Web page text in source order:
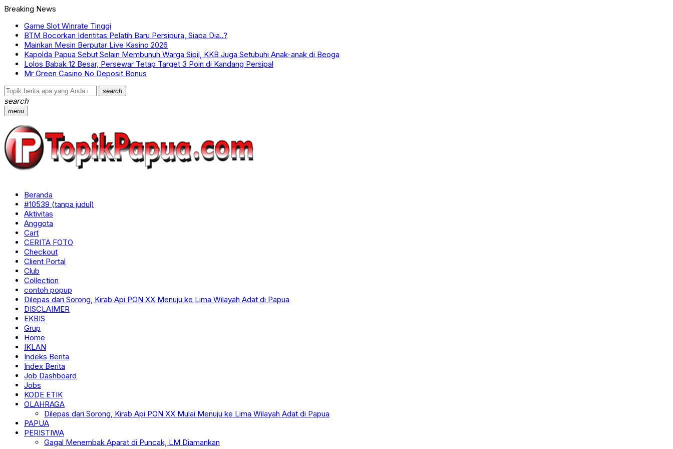
Breaking News
Game Slot Winrate Tinggi
BTM Bocorkan Identitas Pelatih Baru Persipura, Siapa Dia..?
Mainkan Mesin Berputar Live Kasino 2026
Kapolda Papua Sebut Selain Membunuh Warga Sipil, KKB Juga Setubuhi Anak-anak di Beoga
Lolos Babak 12 Besar, Persewar Tetap Target 3 Poin di Kandang Persipal
Mr Green Casino No Deposit Bonus
search
search
menu
Beranda
#10539 (tanpa judul)
Aktivitas
Anggota
Cart
CERITA FOTO
Checkout
Client Portal
Club
Collection
contoh popup
Dilepas dari Sorong, Kirab Api PON XX Menuju ke Lima Wilayah Adat di Papua
DISCLAIMER
EKBIS
Grup
Home
IKLAN
Indeks Berita
Index Berita
Job Dashboard
Jobs
KODE ETIK
OLAHRAGA
Dilepas dari Sorong, Kirab Api PON XX Mulai Menuju ke Lima Wilayah Adat di Papua
PAPUA
PERISTIWA
Gagal Menembak Aparat di Puncak, LM Diamankan